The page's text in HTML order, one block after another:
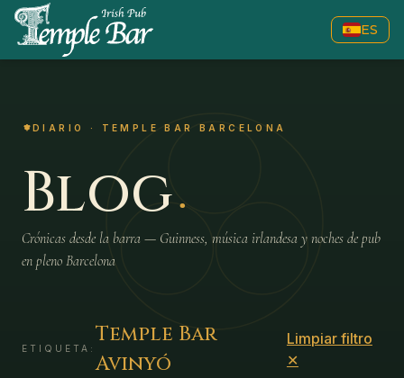
ES
DIARIO · TEMPLE BAR BARCELONA
Blog.
Crónicas desde la barra — Guinness, música irlandesa y noches de pub
en pleno Barcelona
ETIQUETA:
Temple Bar
Avinyó
Limpiar filtro
✕